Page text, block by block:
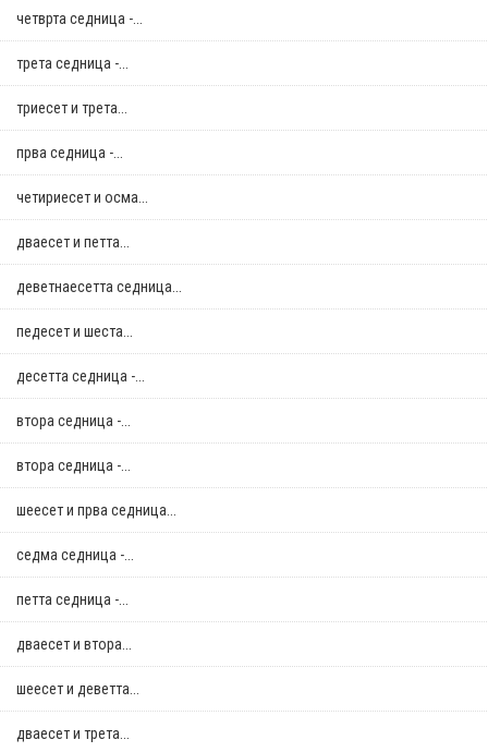
четврта седница -...
трета седница -...
триесет и трета...
прва седница -...
четириесет и осма...
дваесет и петта...
деветнаесетта седница...
педесет и шеста...
десетта седница -...
втора седница -...
втора седница -...
шеесет и прва седница...
седма седница -...
петта седница -...
дваесет и втора...
шеесет и деветта...
дваесет и трета...